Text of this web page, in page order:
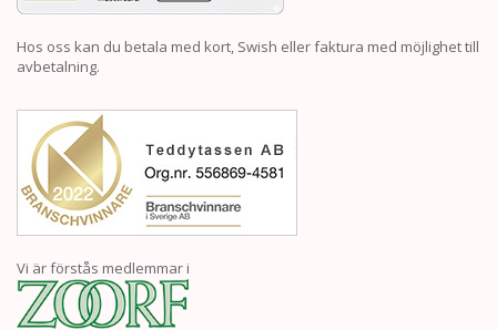
Hos oss kan du betala med kort, Swish eller faktura med möjlighet till
avbetalning.
Vi är förstås medlemmar i